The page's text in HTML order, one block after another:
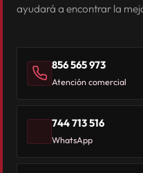
ayudará a encontrar la
856 565 973
Atención comercial
744 713 516
WhatsApp